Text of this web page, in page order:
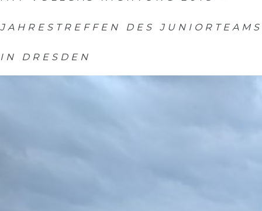
JAHRESTREFFEN DES JUNIORTEAMS
IN DRESDEN